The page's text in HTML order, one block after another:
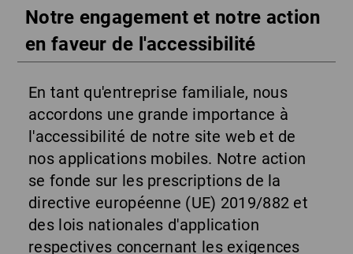
Notre engagement et notre action
en faveur de l'accessibilité
En tant qu'entreprise familiale, nous
accordons une grande importance à
l'accessibilité de notre site web et de
nos applications mobiles. Notre action
se fonde sur les prescriptions de la
directive européenne (UE) 2019/882 et
des lois nationales d'application
respectives concernant les exigences